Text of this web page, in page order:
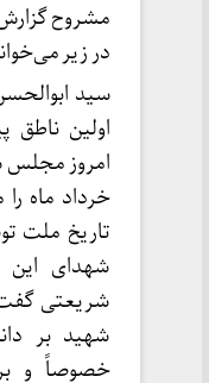
مشروح
در زیر
سید
اولین
امروز مجلس
خرداد ماه
تاریخ ملت
شهدای این
شریعتی
شهید بر
خصوصاً و